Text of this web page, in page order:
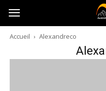
Australia-
australie.com
Accueil Alexandreco